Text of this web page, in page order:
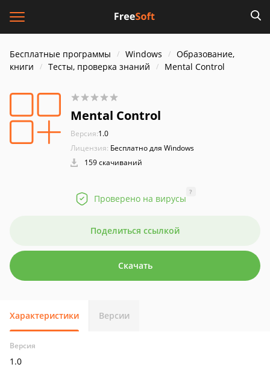
Бесплатные программы Windows
Образование,
книги
Тесты, проверка знаний Mental Control
Mental Control
Версия:1.0
Лицензия: Бесплатно для Windows
159 скачиваний
Проверено на вирусы
?
Поделиться ссылкой
Скачать
Характеристики Версии
Версия
1.0